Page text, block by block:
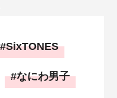
SixTONES
なにわ男子